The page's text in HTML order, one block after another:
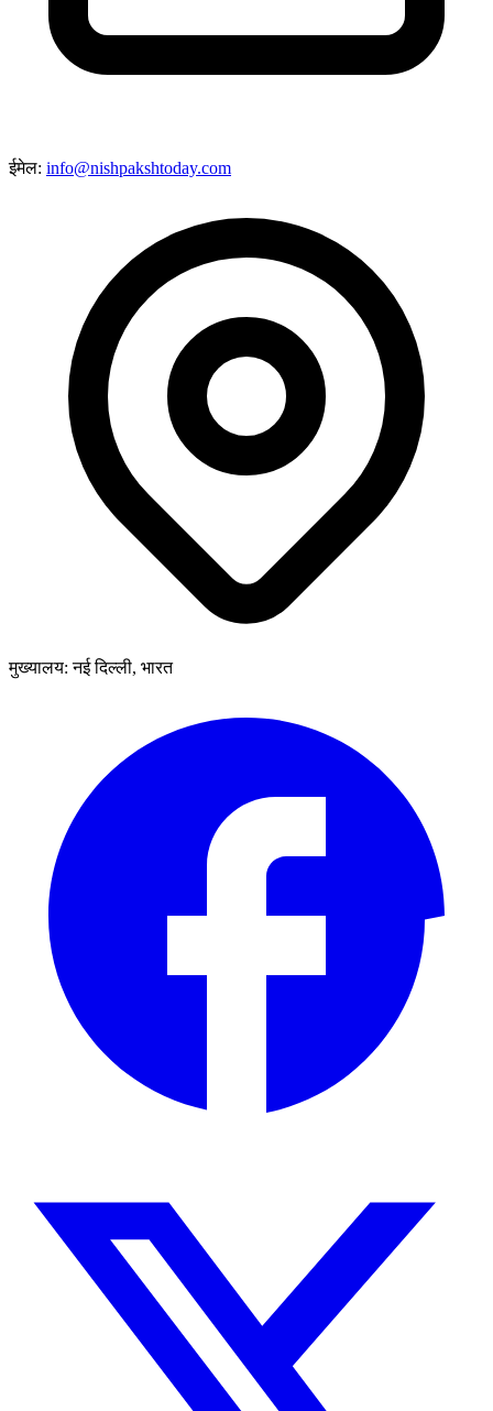
ईमेल: info@nishpakshtoday.com
मुख्यालय: नई दिल्ली, भारत